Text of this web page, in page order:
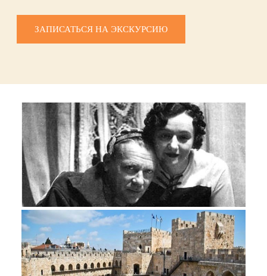
ЗАПИСАТЬСЯ НА ЭКСКУРСИЮ